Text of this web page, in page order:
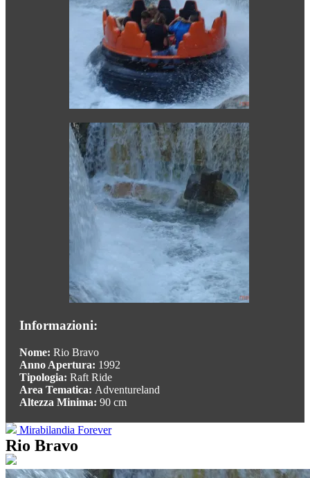
Informazioni:
Nome: Rio Bravo
Anno Apertura: 1992
Tipologia: Raft Ride
Area Tematica: Adventureland
Altezza Minima: 90 cm
Mirabilandia Forever
Rio Bravo